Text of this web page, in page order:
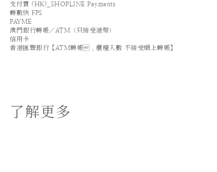
支付寶 (HK)_SHOPLINE Payments
轉數快 FPS
PAYME
澳門銀行轉帳／ATM（只接受港幣）
信用卡
香港匯豐銀行【ATM轉帳．櫃檯入數 不接受網上轉帳】
了解更多